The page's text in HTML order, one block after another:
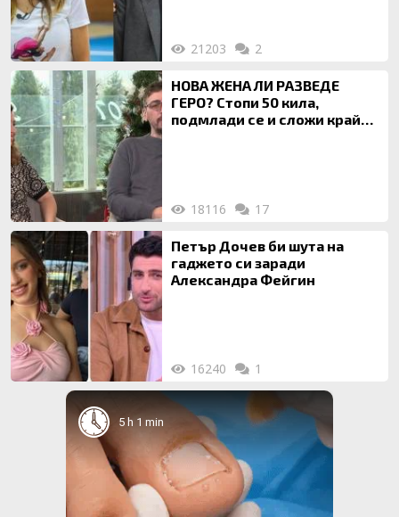
21203 2
НОВА ЖЕНА ЛИ РАЗВЕДЕ
ГЕРО? Стопи 50 кила,
подмлади се и сложи край
18116 17
Петър Дочев би шута на
гаджето си заради
Александра Фейгин
16240 1
5 h 1 min